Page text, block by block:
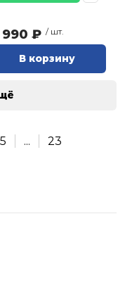
990 ₽ / шт.
В корзину
5 ...
23